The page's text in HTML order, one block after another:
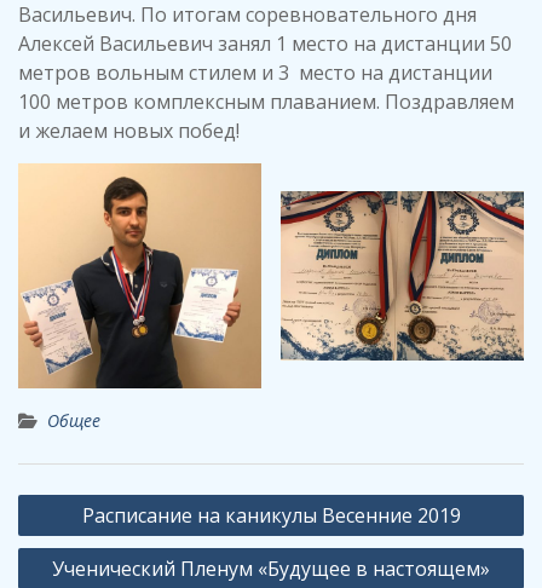
Васильевич. По итогам соревновательного дня
Алексей Васильевич занял 1 место на дистанции 50
метров вольным стилем и 3 место на дистанции
100 метров комплексным плаванием. Поздравляем
и желаем новых побед!
Общее
Навигация
по
записям
Расписание на каникулы Весенние 2019
Ученический Пленум «Будущее в настоящем»